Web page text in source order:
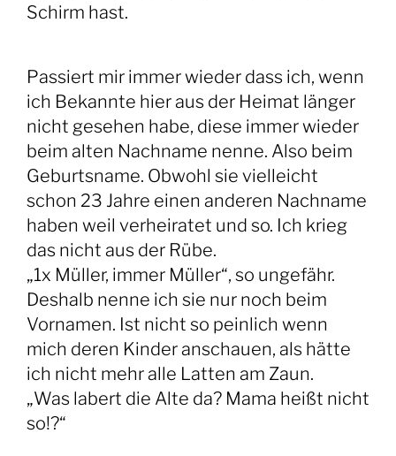
Schirm hast.
Passiert mir immer wieder dass ich, wenn
ich Bekannte hier aus der Heimat länger
nicht gesehen habe, diese immer wieder
beim alten Nachname nenne. Also beim
Geburtsname. Obwohl sie vielleicht
schon 23 Jahre einen anderen Nachname
haben weil verheiratet und so. Ich krieg
das nicht aus der Rübe.
„1x Müller, immer Müller“, so ungefähr.
Deshalb nenne ich sie nur noch beim
Vornamen. Ist nicht so peinlich wenn
mich deren Kinder anschauen, als hätte
ich nicht mehr alle Latten am Zaun.
„Was labert die Alte da? Mama heißt nicht
so!?“